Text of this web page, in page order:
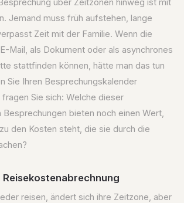
über Zeitzonen hinweg ist mit
Jemand muss früh aufstehen, lange
Zeit mit der Familie. Wenn die
Mail, als Dokument oder als asynchrones
stattfinden können, hätte man das tun
Sie Ihren Besprechungskalender
Sie sich: Welche dieser
bieten noch einen Wert,
den Kosten steht, die sie durch die
reisen, ändert sich ihre Zeitzone, aber